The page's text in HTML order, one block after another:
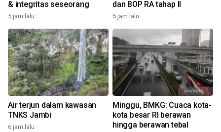
& integritas seseorang
5 jam lalu
dan BOP RA tahap II
5 jam lalu
Air terjun dalam kawasan
TNKS Jambi
6 jam lalu
Minggu, BMKG: Cuaca kota-
kota besar RI berawan
hingga berawan tebal